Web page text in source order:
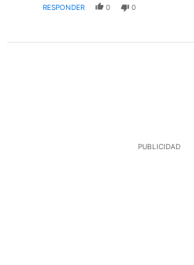
RESPONDER 0 0
PUBLICIDAD